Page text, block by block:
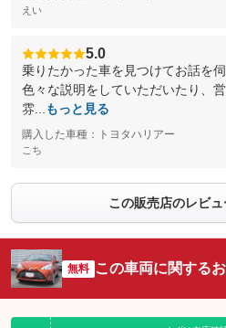
えい
5.0
乗りたかった車を見つけてお話を
色々な説明をしていただいたり、
雰...
もっと見る
購入した車種：トヨタハリアー
こち
この販売店のレビ
無料 この車両に関する